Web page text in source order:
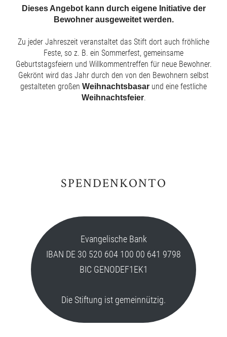
Dieses Angebot kann durch eigene Initiative der
Bewohner ausgeweitet werden.
Zu jeder Jahreszeit veranstaltet das Stift dort auch fröhliche
Feste, so z. B. ein Sommerfest, gemeinsame
Geburtstagsfeiern und Willkommentreffen für neue Bewohner.
Gekrönt wird das Jahr durch den von den Bewohnern selbst
gestalteten großen Weihnachtsbasar und eine festliche
Weihnachtsfeier.
SPENDENKONTO
Evangelische Bank
IBAN DE 30 520 604 100 00 641 9798
BIC GENODEF1EK1
Die Stiftung ist gemeinnützig.